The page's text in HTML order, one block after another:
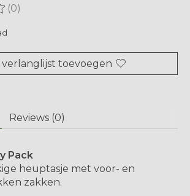
van dit product is
(0)
verlanglijst toevoegen
Reviews (0)
Pack
heuptasje met voor- en
zakken.